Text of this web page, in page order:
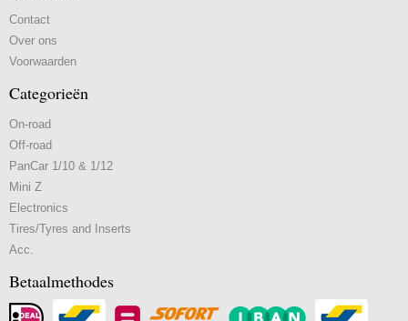
Contact
Over ons
Voorwaarden
Categorieën
On-road
Off-road
PanCar 1/10 & 1/12
Mini Z
Electronics
Tires/Tyres and Inserts
Acc.
Betaalmethodes